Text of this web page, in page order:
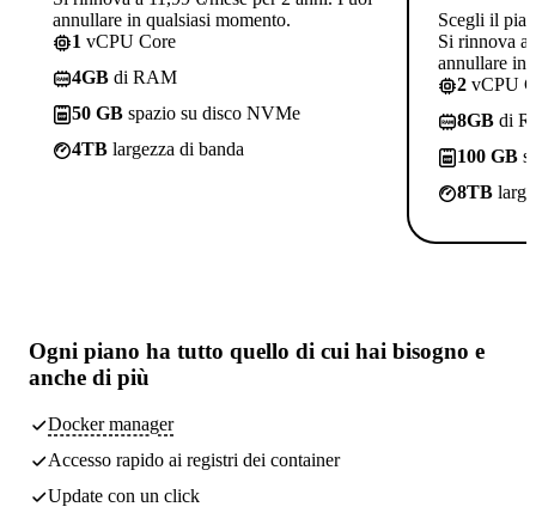
annullare in qualsiasi momento.
1 vCPU Core
4GB di RAM
50 GB spazio su disco NVMe
4TB largezza di banda
Scegli il
Si rinnova a
annullare in
2 vCPU
8GB di
100 GB
8TB
Ogni piano ha tutto quello di cui hai bisogno e
anche di più
Docker manager
Accesso rapido ai registri dei container
Update con un click